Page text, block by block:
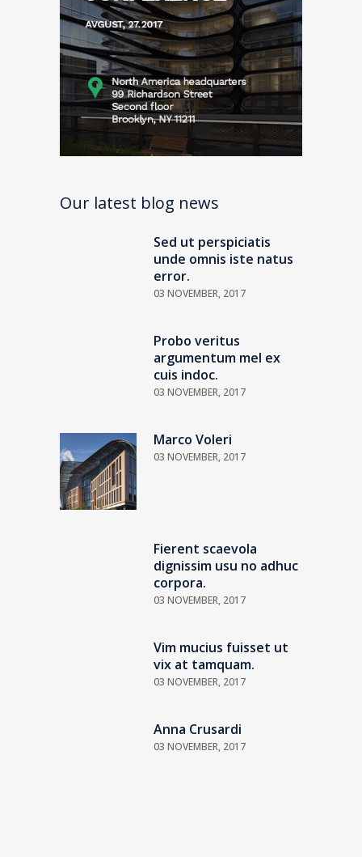
Our latest blog news
Sed ut perspiciatis
unde omnis iste natus
error.
03 NOVEMBER, 2017
Probo veritus
argumentum mel ex
cuis indoc.
03 NOVEMBER, 2017
Marco Voleri
03 NOVEMBER, 2017
Fierent scaevola
dignissim usu no adhuc
corpora.
03 NOVEMBER, 2017
Vim mucius fuisset ut
vix at tamquam.
03 NOVEMBER, 2017
Anna Crusardi
03 NOVEMBER, 2017